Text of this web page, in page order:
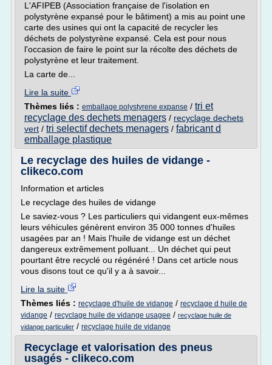
L'AFIPEB (Association française de l'isolation en
polystyrène expansé pour le bâtiment) a mis au point une
carte des usines qui ont la capacité de recycler les
déchets de polystyrène expansé. Cela est pour nous
l'occasion de faire le point sur la récolte des déchets de
polystyrène et leur traitement.
La carte de...
Lire la suite
Thèmes liés : emballage polystyrene expanse / tri et
recyclage des dechets menagers / recyclage dechets
vert / tri selectif dechets menagers / fabricant d
emballage plastique
Le recyclage des huiles de vidange -
clikeco.com
Information et articles
Le recyclage des huiles de vidange
Le saviez-vous ? Les particuliers qui vidangent eux-mêmes
leurs véhicules génèrent environ 35 000 tonnes d'huiles
usagées par an ! Mais l'huile de vidange est un déchet
dangereux extrêmement polluant... Un déchet qui peut
pourtant être recyclé ou régénéré ! Dans cet article nous
vous disons tout ce qu'il y a à savoir...
Lire la suite
Thèmes liés : recyclage d'huile de vidange / recyclage d huile de
vidange / recyclage huile de vidange usagee / recyclage huile de
vidange particulier / recyclage huile de vidange
Recyclage et valorisation des pneus
usagés - clikeco.com